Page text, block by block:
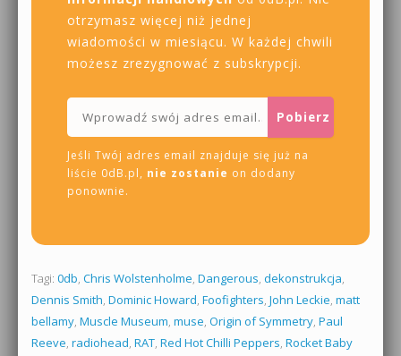
otrzymasz więcej niż jednej
wiadomości w miesiącu. W każdej chwili
możesz zrezygnować z subskrypcji.
Jeśli Twój adres email znajduje się już na
liście 0dB.pl, nie zostanie on dodany
ponownie.
Tagi: 0db, Chris Wolstenholme, Dangerous, dekonstrukcja,
Dennis Smith, Dominic Howard, Foofighters, John Leckie, matt
bellamy, Muscle Museum, muse, Origin of Symmetry, Paul
Reeve, radiohead, RAT, Red Hot Chilli Peppers, Rocket Baby